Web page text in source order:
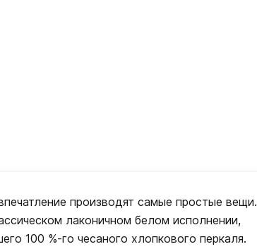
производят самые простые вещи.
лаконичном белом исполнении,
100 %-го чесаного хлопкового перкаля.